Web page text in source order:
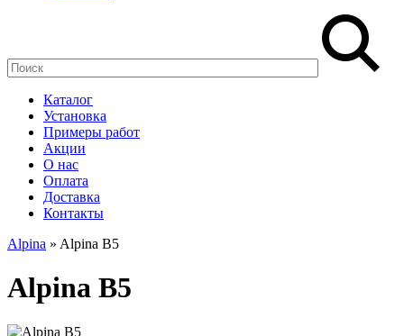
Каталог
Установка
Примеры работ
Акции
О нас
Оплата
Доставка
Контакты
Alpina » Alpina B5
Alpina B5